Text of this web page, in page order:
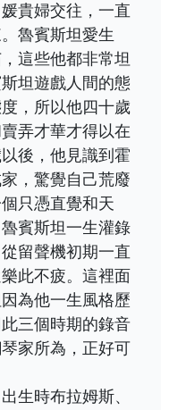
貴婦交往，一直
魯賓斯坦愛生
這些他都非常坦
坦遊戲人間的態
，所以他四十歲
弄才華才得以在
後，他見識到霍
，驚覺自己荒廢
只憑直覺和天
賓斯坦一生灌錄
留聲機初期一直
此不疲。這裡面
為他一生風格歷
三個時期的錄音
家所為，正好可
生時布拉姆斯、